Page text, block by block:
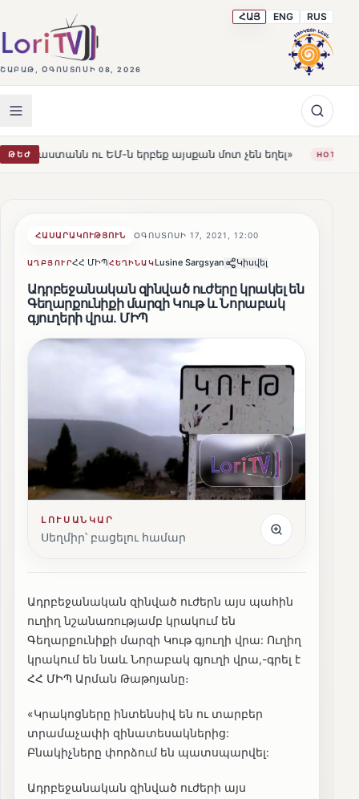
ՇԱԲԱԹ, ՕԳՈՍՏՈՍԻ 08, 2026
ՀԱՅ ENG RUS
ԹԵԺԵՄ-ն երբեք այսքան մոտ չեն եղել» HOT Լեռնահովիտի
ՀԱՍԱՐԱԿՈՒԹՅՈՒՆ ՕԳՈՍՏՈՍԻ 17, 2021, 12:00
ԱՂԲՅՈՒՐՀՀ ՄԻՊՀԵՂԻՆԱԿLusine Sargsyan Կիսվել
Ադրբեջանական զինված ուժերը կրակել են
Գեղարքունիքի մարզի Կութ և Նորաբակ
գյուղերի վրա․ ՄԻՊ
ԼՈՒՍԱՆԿԱՐ
Սեղմիր՝ բացելու համար
Ադրբեջանական զինված ուժերն այս պահին
ուղիղ նշանառությամբ կրակում են
Գեղարքունիքի մարզի Կութ գյուղի վրա: Ուղիղ
կրակում են նաև Նորաբակ գյուղի վրա,-գրել է
ՀՀ ՄԻՊ Արման Թաթոյանը։
«Կրակոցները ինտենսիվ են ու տարբեր
տրամաչափի զինատեսակներից:
Բնակիչները փորձում են պատսպարվել:
Ադրբեջանական զինված ուժերի այս